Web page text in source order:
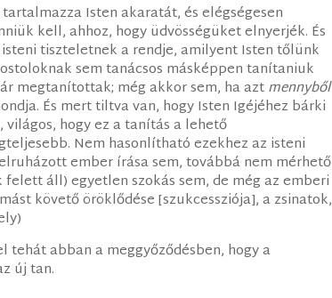
Isten akaratát, és elégségesen
kell, ahhoz, hogy üdvösségüket elnyerjék. És
tiszteletnek a rendje, amilyent Isten tőlünk
sem tanácsos másképpen tanítaniuk
megtanítottak; még akkor sem, ha aztmennyből
És mert tiltva van, hogy Isten Igéjéhez bárki
hogy ez a tanítás a lehető
Nem hasonlítható ezekhez az isteni
ember írása sem, továbbá nem mérhető
áll) egyetlen szokás sem, de még az emberi
követő öröklődése [szukcessziója], a zsinatok,
abban a meggyőződésben, hogy a
új tan.